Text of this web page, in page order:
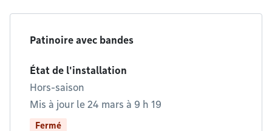
Patinoire avec bandes
État de l'installation
Hors-saison
Mis à jour le 24 mars à 9 h 19
Fermé